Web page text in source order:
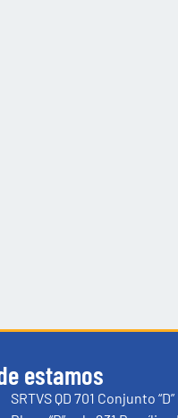
estamos
SRTVS QD 701 Conjunto